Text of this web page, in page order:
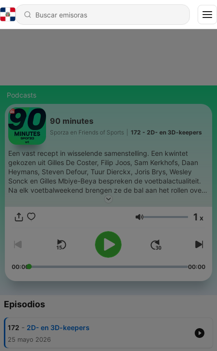
Podcasts
90 minutes
Sporza en Friends of Sports 172 - 2D- en 3D-keepers
Een vast recept in wisselende samenstelling. Een kwintet
gekozen uit Gilles De Coster, Filip Joos, Sam Kerkhofs, Daan
Heymans, Steven Defour, Tuur Dierckx, Joris Brys, Wesley
Sonck en Gilles Mbiye-Beya bespreken de voetbalactualiteit.
Na elk voetbalweekend brengen ze de bal aan het rollen over
wat hen is opgevallen: in het voetbal en in het leven. Want wie
is een coproductie tussen Sporza en Friends of Sports.
Volumen 1 x
00:00 00:00
Episodios
172 - 2D- en 3D-keepers
25 mayo 2026